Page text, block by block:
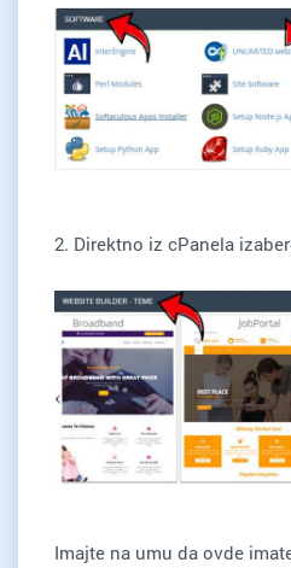
2. Direktno iz cPanela
Imajte na umu da ovde